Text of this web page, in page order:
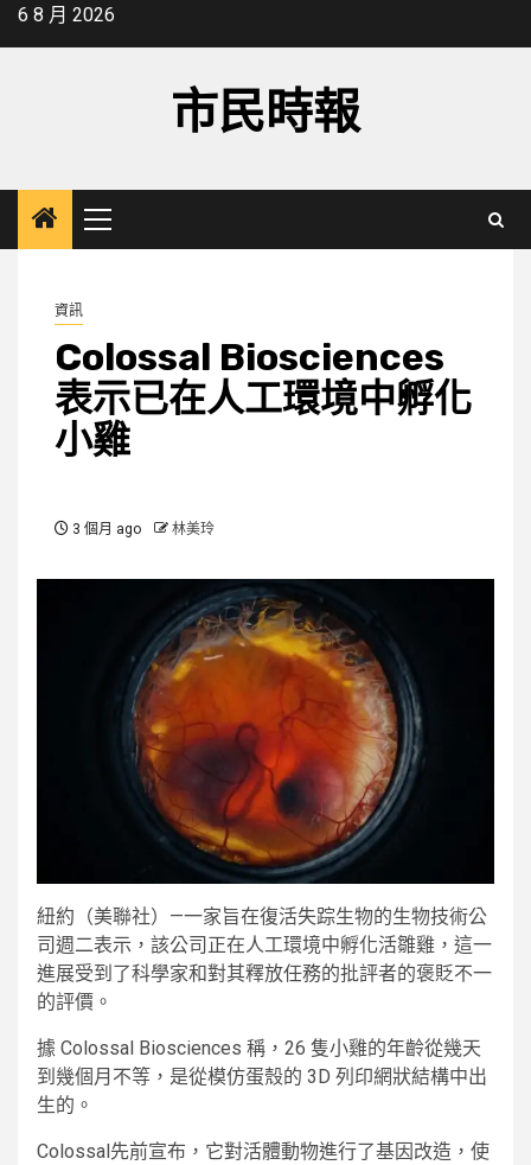
Skip6 8 月 2026
市民時報
Primary
Menu
資訊
Colossal Biosciences
表示已在人工環境中孵化
小雞
3 個月 ago 林美玲
紐約（美聯社）—一家旨在復活失踪生物的生物技術公
司週二表示，該公司正在人工環境中孵化活雛雞，這一
進展受到了科學家和對其釋放任務的批評者的褒貶不一
的評價。
據 Colossal Biosciences 稱，26 隻小雞的年齡從幾天
到幾個月不等，是從模仿蛋殼的 3D 列印網狀結構中出
生的。
Colossal先前宣布，它對活體動物進行了基因改造，使